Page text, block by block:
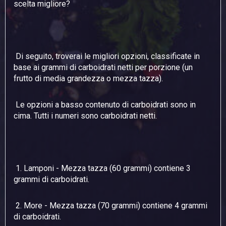
scelta migliore?
Di seguito, troverai le migliori opzioni, classificate in
base ai grammi di carboidrati netti per porzione (un
frutto di media grandezza o mezza tazza).
Le opzioni a basso contenuto di carboidrati sono in
cima. Tutti i numeri sono carboidrati netti.
1. Lamponi - Mezza tazza (60 grammi) contiene 3
grammi di carboidrati.
2. More - Mezza tazza (70 grammi) contiene 4 grammi
di carboidrati.